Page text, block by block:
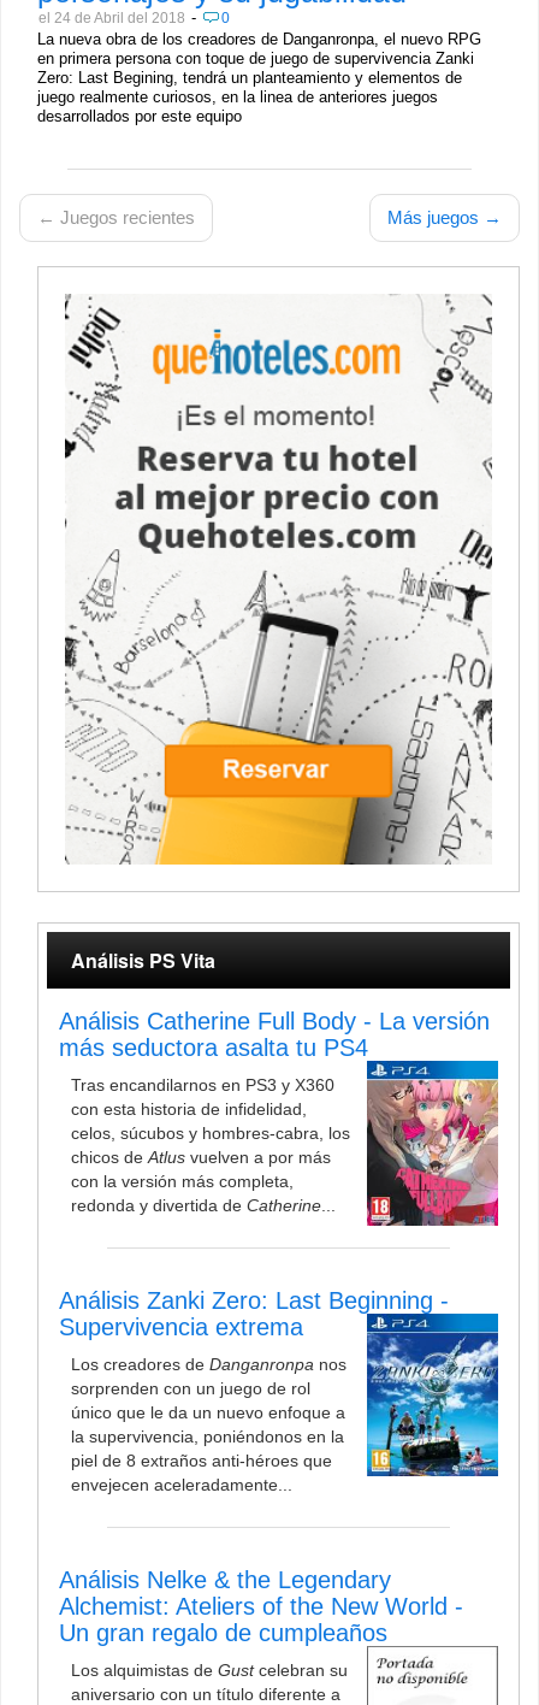
el 24 de Abril del 2018 - 0
La nueva obra de los creadores de Danganronpa, el nuevo RPG
en primera persona con toque de juego de supervivencia Zanki
Zero: Last Begining, tendrá un planteamiento y elementos de
juego realmente curiosos, en la linea de anteriores juegos
desarrollados por este equipo
← Juegos recientes Más juegos →
Análisis PS Vita
Análisis Catherine Full Body - La versión
más seductora asalta tu PS4
Tras encandilarnos en PS3 y X360
con esta historia de infidelidad,
celos, súcubos y hombres-cabra, los
chicos de Atlus vuelven a por más
con la versión más completa,
redonda y divertida de Catherine
Análisis Zanki Zero: Last Beginning -
Supervivencia extrema
Los creadores de Danganronpa nos
sorprenden con un juego de rol
único que le da un nuevo enfoque a
la supervivencia, poniéndonos en la
piel de 8 extraños anti-héroes que
envejecen aceleradamente...
Análisis Nelke & the Legendary
Alchemist: Ateliers of the New World -
Un gran regalo de cumpleaños
Los alquimistas de Gustcelebran su
aniversario con un título diferente a